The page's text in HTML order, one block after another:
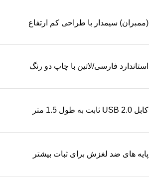
(ممبران) سیمدار با طراحی کم ارتفاع
استاندارد فارسی/لاتین با چاپ دو رنگ
کابل USB 2.0 ثابت به طول 1.5 متر
پایه های ضد لغزش برای ثبات بیشتر